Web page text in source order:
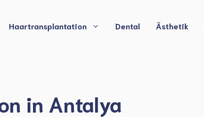
Haartransplantation Dental Ästhetik
in Antalya